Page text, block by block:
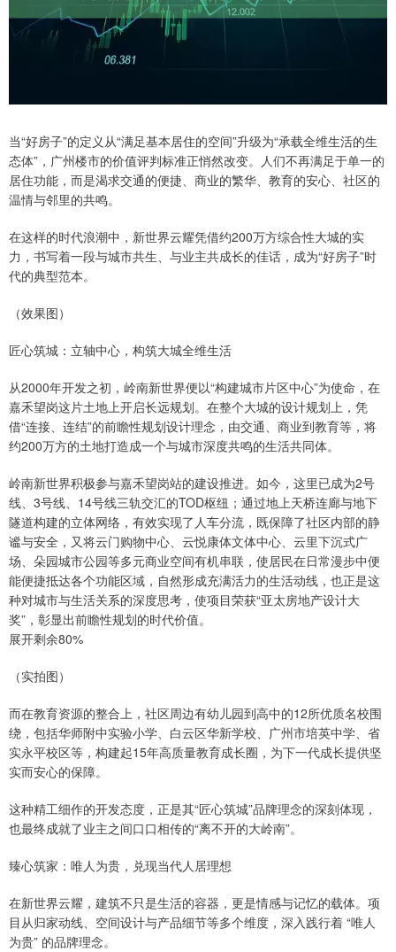
当“好房子”的定义从“满足基本居住的空间”升级为“承载全维生活的生
态体”，广州楼市的价值评判标准正悄然改变。人们不再满足于单一的
居住功能，而是渴求交通的便捷、商业的繁华、教育的安心、社区的
温情与邻里的共鸣。
在这样的时代浪潮中，新世界云耀凭借约200万方综合性大城的实
力，书写着一段与城市共生、与业主共成长的佳话，成为“好房子”时
代的典型范本。
（效果图）
匠心筑城：立轴中心，构筑大城全维生活
从2000年开发之初，岭南新世界便以“构建城市片区中心”为使命，在
嘉禾望岗这片土地上开启长远规划。在整个大城的设计规划上，凭
借“连接、连结”的前瞻性规划设计理念，由交通、商业到教育等，将
约200万方的土地打造成一个与城市深度共鸣的生活共同体。
岭南新世界积极参与嘉禾望岗站的建设推进。如今，这里已成为2号
线、3号线、14号线三轨交汇的TOD枢纽；通过地上天桥连廊与地下
隧道构建的立体网络，有效实现了人车分流，既保障了社区内部的静
谧与安全，又将云门购物中心、云悦康体文体中心、云里下沉式广
场、朵园城市公园等多元商业空间有机串联，使居民在日常漫步中便
能便捷抵达各个功能区域，自然形成充满活力的生活动线，也正是这
种对城市与生活关系的深度思考，使项目荣获“亚太房地产设计大
奖”，彰显出前瞻性规划的时代价值。
展开剩余80%
（实拍图）
而在教育资源的整合上，社区周边有幼儿园到高中的12所优质名校围
绕，包括华师附中实验小学、白云区华新学校、广州市培英中学、省
实永平校区等，构建起15年高质量教育成长圈，为下一代成长提供坚
实而安心的保障。
这种精工细作的开发态度，正是其“匠心筑城”品牌理念的深刻体现，
也最终成就了业主之间口口相传的“离不开的大岭南”。
臻心筑家：唯人为贵，兑现当代人居理想
在新世界云耀，建筑不只是生活的容器，更是情感与记忆的载体。项
目从归家动线、空间设计与产品细节等多个维度，深入践行着 “唯人
为贵” 的品牌理念。